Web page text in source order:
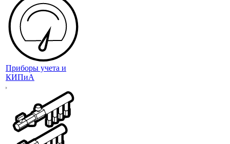
Приборы учета и
КИПиА